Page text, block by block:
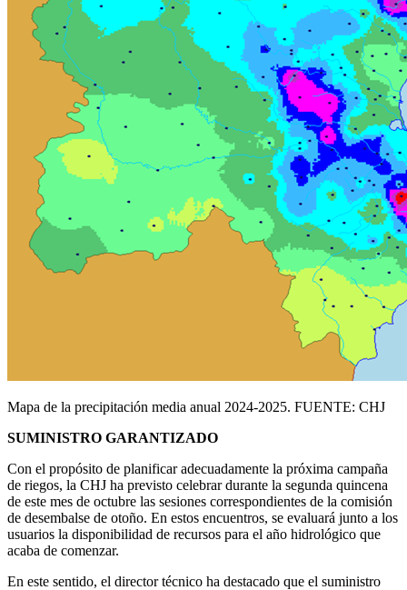
Mapa de la precipitación media anual 2024-2025. FUENTE: CHJ
SUMINISTRO GARANTIZADO
Con el propósito de planificar adecuadamente la próxima campaña
de riegos, la CHJ ha previsto celebrar durante la segunda quincena
de este mes de octubre las sesiones correspondientes de la comisión
de desembalse de otoño. En estos encuentros, se evaluará junto a los
usuarios la disponibilidad de recursos para el año hidrológico que
acaba de comenzar.
En este sentido, el director técnico ha destacado que el suministro